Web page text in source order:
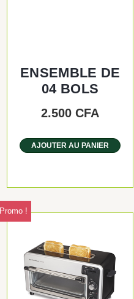
ENSEMBLE DE
04 BOLS
2.500CFA
AJOUTER AU PANIER
Promo !
était
est :